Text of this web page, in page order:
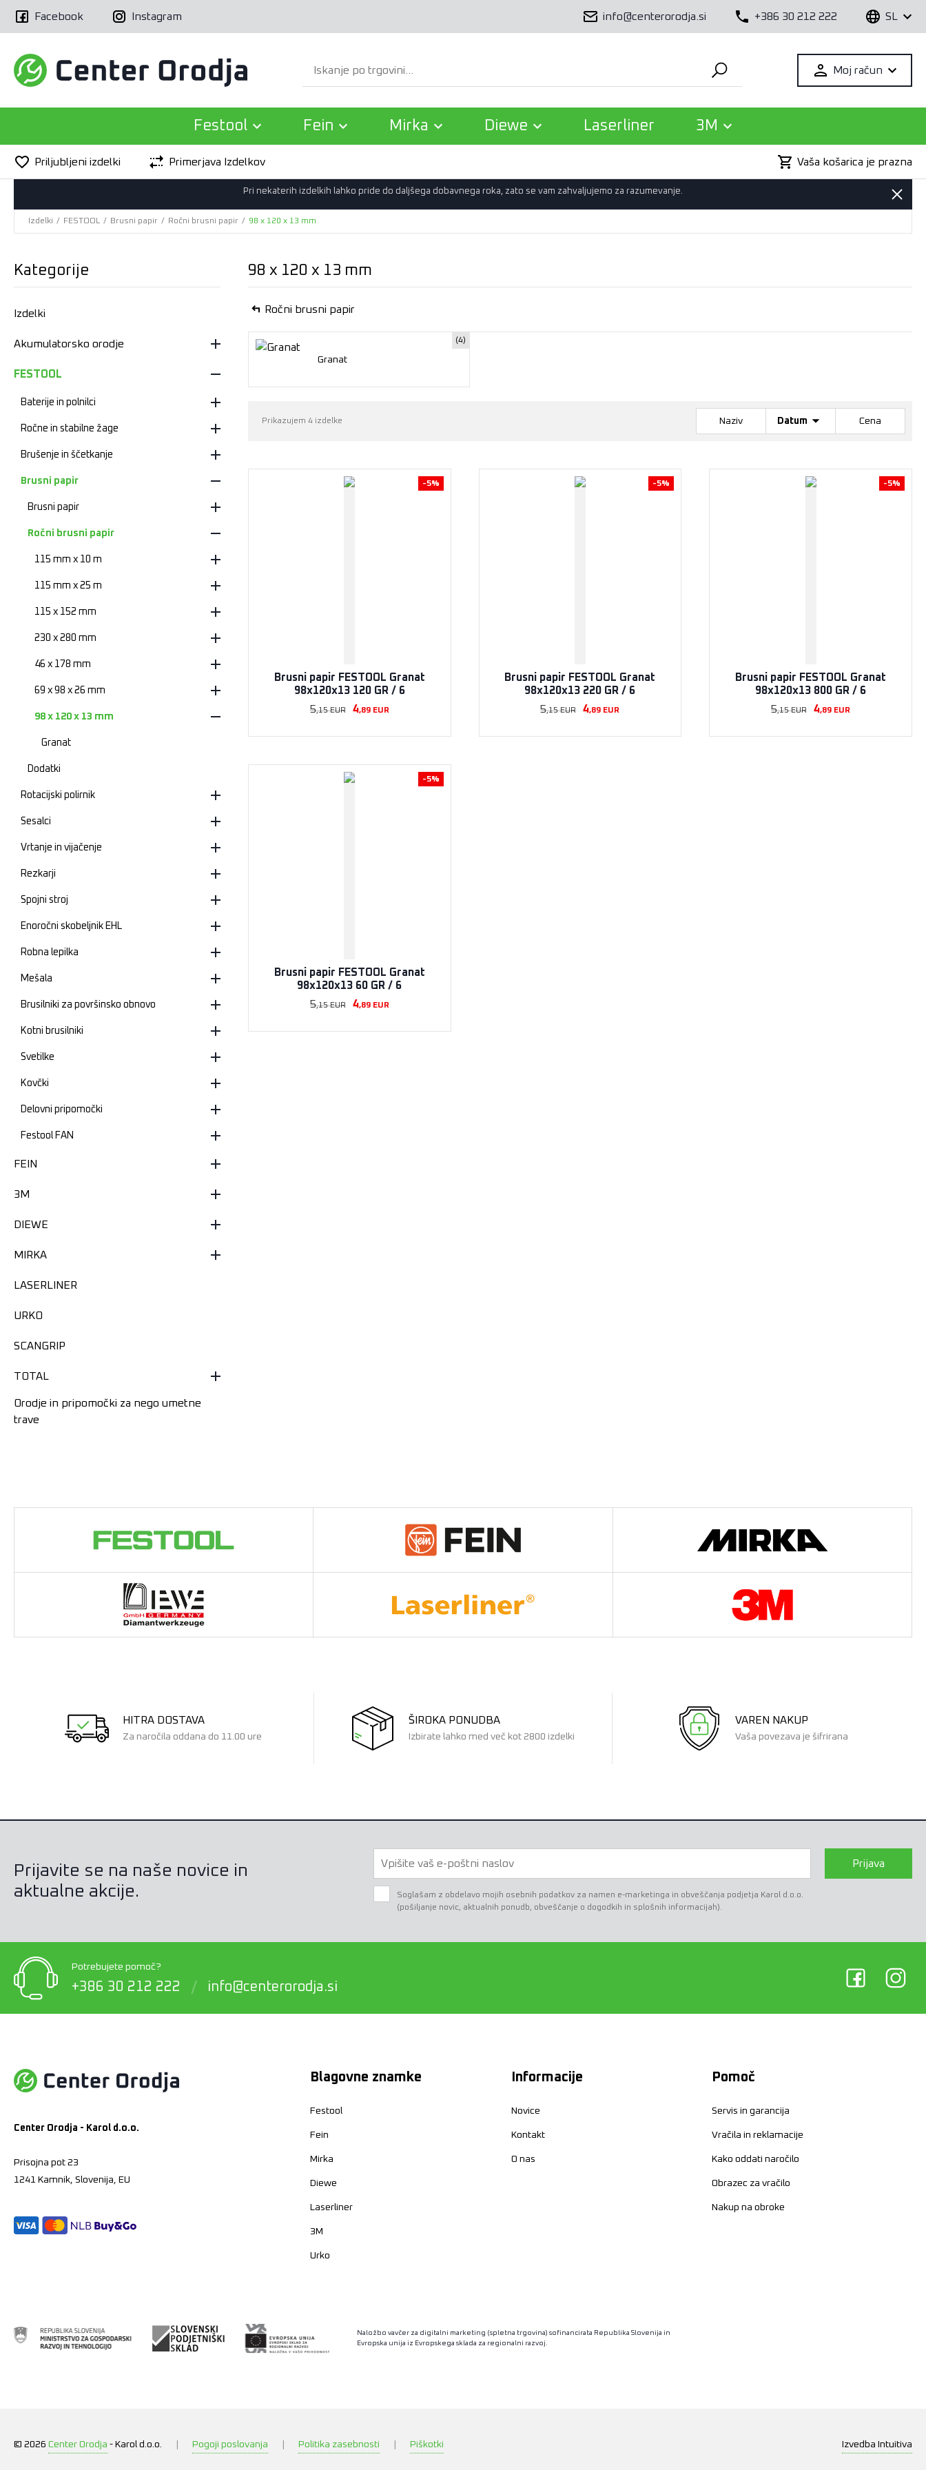
Facebook Instagram info@centerorodja.si +386 30 212 222 SL
Išči Moj račun
Festool Fein Mirka Diewe Laserliner 3M
Priljubljeni izdelki Primerjava Izdelkov Vaša košarica je prazna
Pri nekaterih izdelkih lahko pride do daljšega dobavnega roka, zato se vam zahvaljujemo za razumevanje.
Izdelki / FESTOOL / Brusni papir / Ročni brusni papir / 98 x 120 x 13 mm
Kategorije
Izdelki
Akumulatorsko orodje
FESTOOL
Baterije in polnilci
Ročne in stabilne žage
Brušenje in ščetkanje
Brusni papir
Brusni papir
Ročni brusni papir
115 mm x 10 m
115 mm x 25 m
115 x 152 mm
230 x 280 mm
46 x 178 mm
69 x 98 x 26 mm
98 x 120 x 13 mm
Granat
Dodatki
Rotacijski polirnik
Sesalci
Vrtanje in vijačenje
Rezkarji
Spojni stroj
Enoročni skobeljnik EHL
Robna lepilka
Mešala
Brusilniki za površinsko obnovo
Kotni brusilniki
Svetilke
Kovčki
Delovni pripomočki
Festool FAN
FEIN
3M
DIEWE
MIRKA
LASERLINER
URKO
SCANGRIP
TOTAL
Orodje in pripomočki za nego umetne
trave
98 x 120 x 13 mm
Ročni brusni papir
Granat
(4)
Prikazujem 4 izdelke Naziv Datum Cena
-5%
Brusni papir FESTOOL Granat
98x120x13 120 GR / 6
5,15EUR 4,89EUR
-5%
Brusni papir FESTOOL Granat
98x120x13 220 GR / 6
5,15EUR 4,89 EUR
-5%
Brusni papir FESTOOL Granat
98x120x13 800 GR / 6
5,15EUR 4,89 EUR
-5%
Brusni papir FESTOOL Granat
98x120x13 60 GR / 6
5,15EUR 4,89EUR
HITRA DOSTAVA
Za naročila oddana do 11.00 ure
ŠIROKA PONUDBA
Izbirate lahko med več kot 2800 izdelki
VAREN NAKUP
Vaša povezava je šifrirana
Prijavite se na naše novice in
aktualne akcije.
Prijava
Soglašam z obdelavo mojih osebnih podatkov za namen e-marketinga in obveščanja podjetja Karol d.o.o.
(pošiljanje novic, aktualnih ponudb, obveščanje o dogodkih in splošnih informacijah).
Potrebujete pomoč?
+386 30 212 222 / info@centerorodja.si
Center Orodja - Karol d.o.o.
Prisojna pot 23
1241 Kamnik, Slovenija, EU
Blagovne znamke
Festool
Fein
Mirka
Diewe
Laserliner
3M
Urko
Informacije
Novice
Kontakt
O nas
Pomoč
Servis in garancija
Vračila in reklamacije
Kako oddati naročilo
Obrazec za vračilo
Nakup na obroke
Naložbo vavčer za digitalni marketing (spletna trgovina) sofinancirata Republika Slovenija in
Evropska unija iz Evropskega sklada za regionalni razvoj.
© 2026 Center Orodja - Karol d.o.o. Pogoji poslovanja Politika zasebnosti Piškotki Izvedba Intuitiva